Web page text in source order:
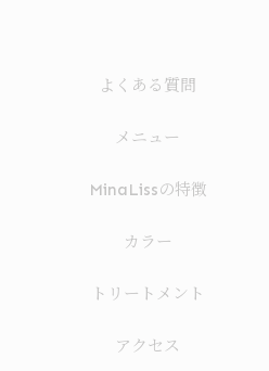
よくある質問
メニュー
MinaLissの特徴
カラー
トリートメント
アクセス